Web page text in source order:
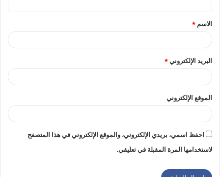
ق
*
الاسم *
البريد الإلكتروني*
الموقع الإلكتروني
احفظ اسمي، بريدي الإلكتروني، والموقع الإلكتروني في هذا المتصفح
لاستخدامها المرة المقبلة في تعليقي.